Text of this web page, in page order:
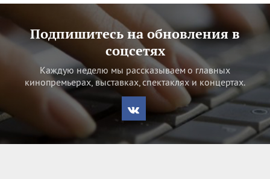
Подпишитесь на обновления в
соцсетях
Каждую неделю мы рассказываем о главных
кинопремьерах, выставках, спектаклях и концертах.